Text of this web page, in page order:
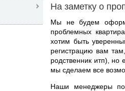
На заметку о
Мы не будем
проблемных
хотим быть
регистрацию вам
родственник итп), но
мы сделаем все
Наши менеджеры